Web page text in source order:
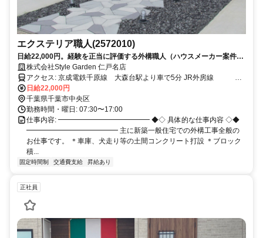
エクステリア職人(2572010)
日給22,000円。経験を正当に評価する外構職人（ハウスメーカー案件中
心）株式会社Style Garden 仁戸名店
アクセス: 京成電鉄千原線 大森台駅より車で5分 JR外房線
鎌取駅よりバスで15分程度
日給22,000円
千葉県千葉市中央区
勤務時間・曜日: 07:30〜17:00
仕事内容: ━━━━━━━━━━━━━ ◆◇ 具体的な仕事内容 ◇◆
━━━━━━━━━━━━━ 主に新築一般住宅での外構工事全般の
お仕事です。 ＊車庫、犬走り等の土間コンクリート打設 ＊ブロック
積...
固定時間制 交通費支給 昇給あり
正社員